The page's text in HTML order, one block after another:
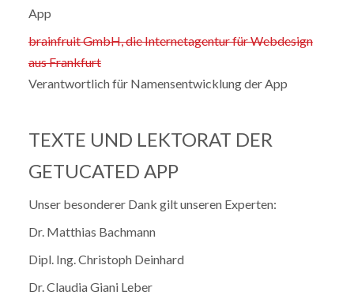
App
brainfruit GmbH, die Internetagentur für Webdesign
aus Frankfurt
Verantwortlich für Namensentwicklung der App
TEXTE UND LEKTORAT DER
GETUCATED APP
Unser besonderer Dank gilt unseren Experten:
Dr. Matthias Bachmann
Dipl. Ing. Christoph Deinhard
Dr. Claudia Giani Leber